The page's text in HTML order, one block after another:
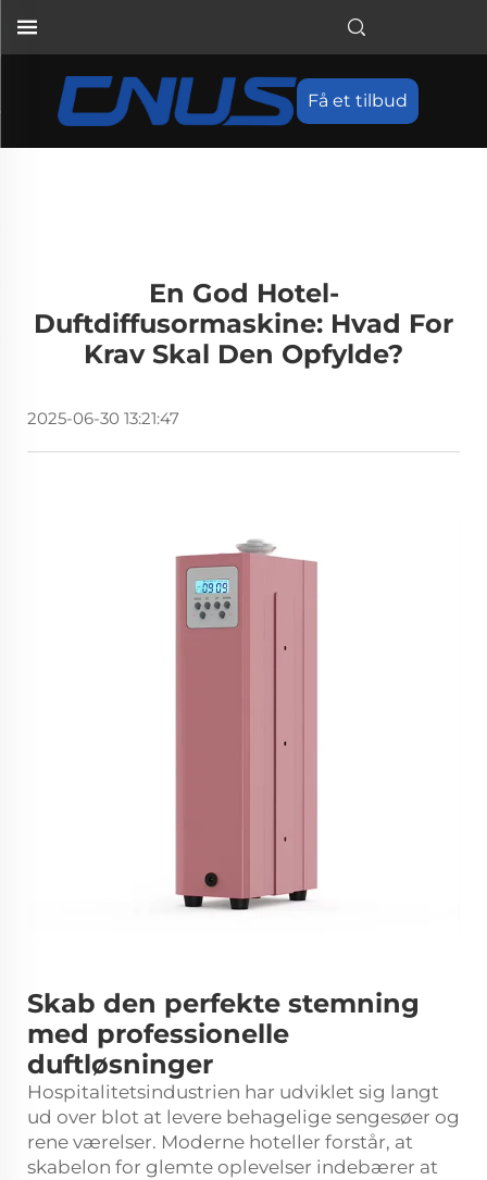
Få et tilbud
En God Hotel-
Duftdiffusormaskine: Hvad For
Krav Skal Den Opfylde?
2025-06-30 13:21:47
Skab den perfekte stemning
med professionelle
duftløsninger
Hospitalitetsindustrien har udviklet sig langt
ud over blot at levere behagelige sengesøer og
rene værelser. Moderne hoteller forstår, at
skabelon for glemte oplevelser indebærer at